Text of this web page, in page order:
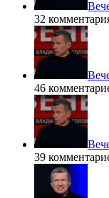
32
46
39